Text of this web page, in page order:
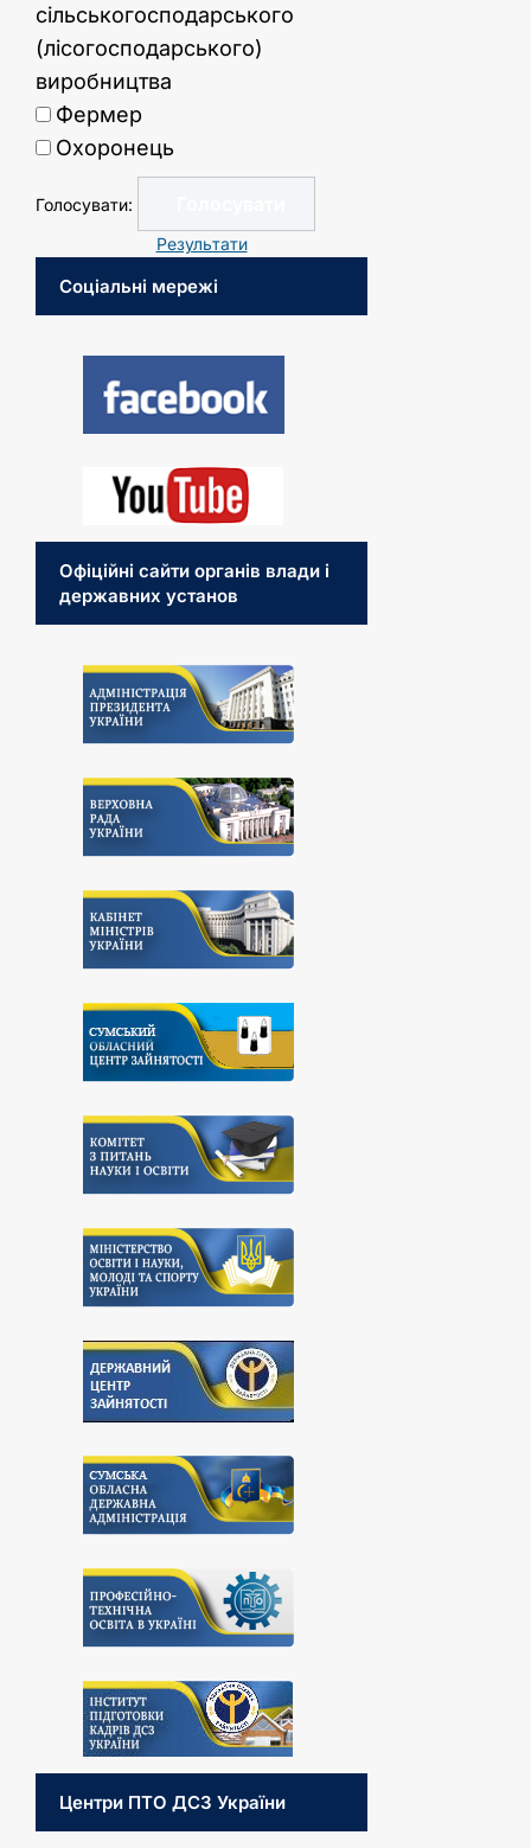
сільськогосподарського
(лісогосподарського)
виробництва
Фермер
Охоронець
Голосувати:
Результати
Соціальні мережі
Офіційні сайти органів влади і
державних установ
Центри ПТО ДСЗ України